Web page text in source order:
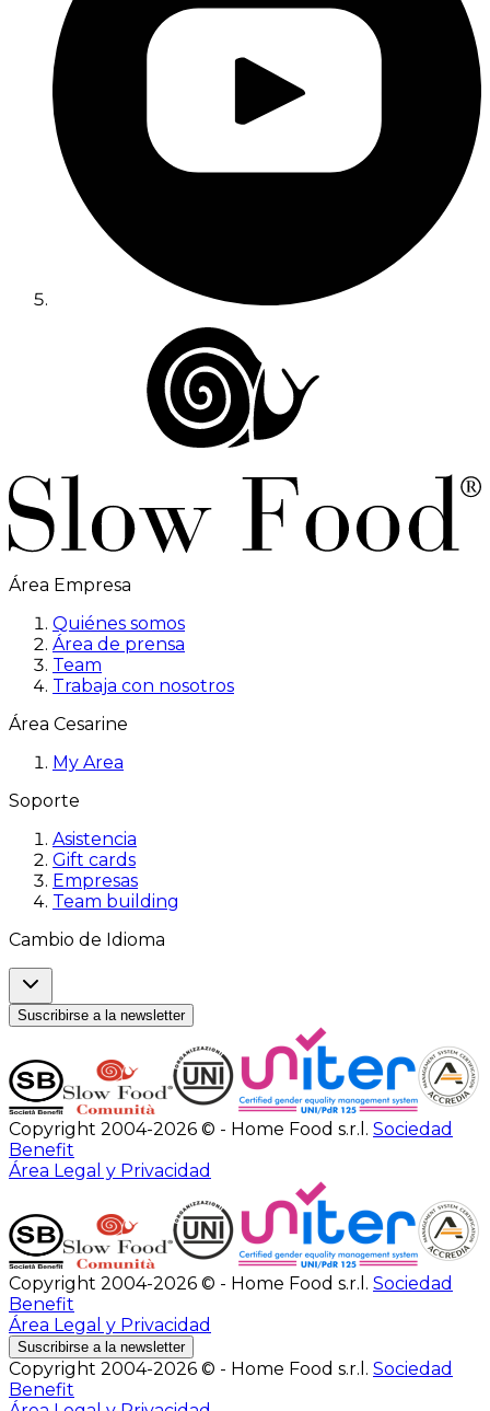
Área Empresa
Quiénes somos
Área de prensa
Team
Trabaja con nosotros
Área Cesarine
My Area
Soporte
Asistencia
Gift cards
Empresas
Team building
Cambio de Idioma
Suscribirse a la newsletter
Copyright 2004-2026 © - Home Food s.r.l. Sociedad
Benefit
Área Legal y Privacidad
Copyright 2004-2026 © - Home Food s.r.l. Sociedad
Benefit
Área Legal y Privacidad
Suscribirse a la newsletter
Copyright 2004-2026 © - Home Food s.r.l. Sociedad
Benefit